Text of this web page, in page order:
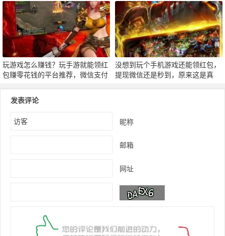
玩游戏怎么赚钱？玩手游就能领红
包赚零花钱的平台推荐，微信支付
没想到玩个手机游戏还能领红包，
提现微信还是秒到，原来这是真
发表评论
昵称
邮箱
网址